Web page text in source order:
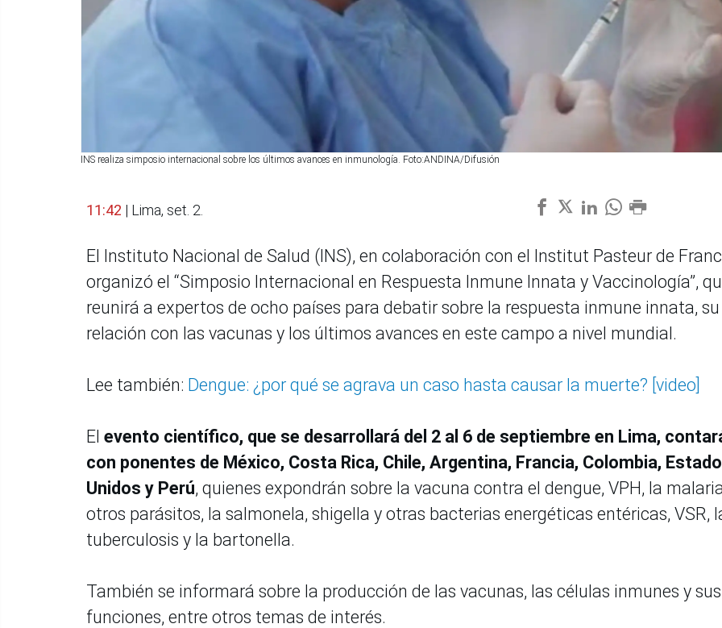
INS realiza simposio internacional sobre los últimos avances en inmunología. Foto:ANDINA/Difusión
11:42 | Lima, set. 2.
El Instituto Nacional de Salud (INS), en colaboración con el Institut Pasteur de
organizó el “Simposio Internacional en Respuesta Inmune Innata y Vaccinología”,
reunirá a expertos de ocho países para debatir sobre la respuesta inmune innata, su
relación con las vacunas y los últimos avances en este campo a nivel mundial.
Lee también: Dengue: ¿por qué se agrava un caso hasta causar la muerte? [video]
El evento científico, que se desarrollará del 2 al 6 de septiembre en Lima,
con ponentes de México, Costa Rica, Chile, Argentina, Francia, Colombia,
Unidos y Perú, quienes expondrán sobre la vacuna contra el dengue, VPH, la
otros parásitos, la salmonela, shigella y otras bacterias energéticas entéricas, VSR,
tuberculosis y la bartonella.
También se informará sobre la producción de las vacunas, las células inmunes y sus
funciones, entre otros temas de interés.